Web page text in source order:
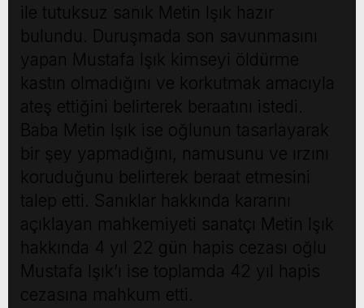
ile tutuksuz sanık Metin Işık hazır
bulundu. Duruşmada son savunmasını
yapan Mustafa Işık kimseyi öldürme
kastın olmadığını ve korkutmak amacıyla
ateş ettiğini belirterek beraatını istedi.
Baba Metin Işık ise oğlunun tasarlayarak
bir şey yapmadığını, namusunu ve ırzını
koruduğunu belirterek beraat etmesini
talep etti. Sanıklar hakkında kararını
açıklayan mahkemiyeti sanatçı Metin Işık
hakkında 4 yıl 22 gün hapis cezası oğlu
Mustafa Işık’ı ise toplamda 42 yıl hapis
cezasına mahkum etti.